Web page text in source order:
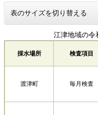
表のサイズを切り替える
江津地域の令
採水場所 検査項目
渡津町 毎月検査